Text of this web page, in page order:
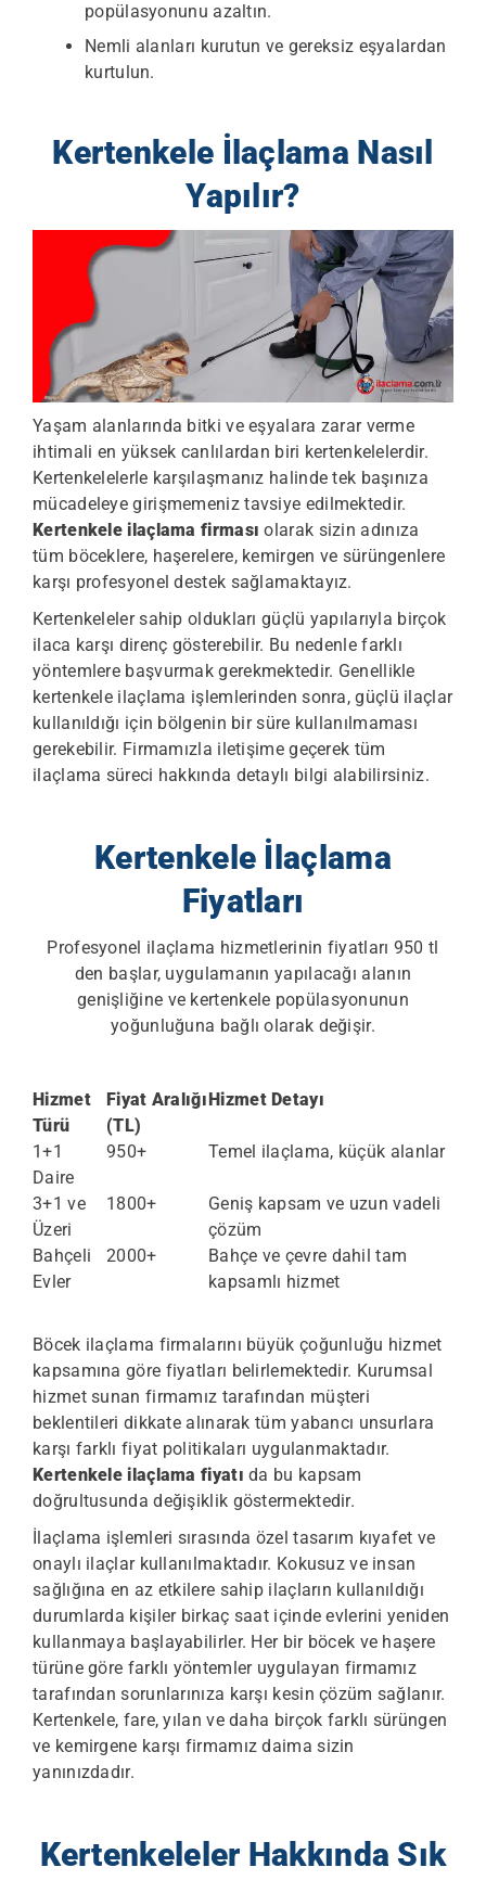
popülasyonunu azaltın.
Nemli alanları kurutun ve gereksiz eşyalardan
kurtulun.
Kertenkele İlaçlama Nasıl
Yapılır?
Yaşam alanlarında bitki ve eşyalara zarar verme
ihtimali en yüksek canlılardan biri kertenkelelerdir.
Kertenkelelerle karşılaşmanız halinde tek başınıza
mücadeleye girişmemeniz tavsiye edilmektedir.
Kertenkele ilaçlama firması olarak sizin adınıza
tüm böceklere, haşerelere, kemirgen ve sürüngenlere
karşı profesyonel destek sağlamaktayız.
Kertenkeleler sahip oldukları güçlü yapılarıyla birçok
ilaca karşı direnç gösterebilir. Bu nedenle farklı
yöntemlere başvurmak gerekmektedir. Genellikle
kertenkele ilaçlama işlemlerinden sonra, güçlü ilaçlar
kullanıldığı için bölgenin bir süre kullanılmaması
gerekebilir. Firmamızla iletişime geçerek tüm
ilaçlama süreci hakkında detaylı bilgi alabilirsiniz.
Kertenkele İlaçlama
Fiyatları
Profesyonel ilaçlama hizmetlerinin fiyatları 950 tl
den başlar, uygulamanın yapılacağı alanın
genişliğine ve kertenkele popülasyonunun
yoğunluğuna bağlı olarak değişir.
Hizmet
Türü
Fiyat Aralığı
(TL)
Hizmet Detayı
1+1
Daire
950+ Temel ilaçlama, küçük alanlar
3+1 ve
Üzeri
1800+
Geniş kapsam ve uzun vadeli
çözüm
Bahçeli
Evler
2000+
Bahçe ve çevre dahil tam
kapsamlı hizmet
Böcek ilaçlama firmalarını büyük çoğunluğu hizmet
kapsamına göre fiyatları belirlemektedir. Kurumsal
hizmet sunan firmamız tarafından müşteri
beklentileri dikkate alınarak tüm yabancı unsurlara
karşı farklı fiyat politikaları uygulanmaktadır.
Kertenkele ilaçlama fiyatı da bu kapsam
doğrultusunda değişiklik göstermektedir.
İlaçlama işlemleri sırasında özel tasarım kıyafet ve
onaylı ilaçlar kullanılmaktadır. Kokusuz ve insan
sağlığına en az etkilere sahip ilaçların kullanıldığı
durumlarda kişiler birkaç saat içinde evlerini yeniden
kullanmaya başlayabilirler. Her bir böcek ve haşere
türüne göre farklı yöntemler uygulayan firmamız
tarafından sorunlarınıza karşı kesin çözüm sağlanır.
Kertenkele, fare, yılan ve daha birçok farklı sürüngen
ve kemirgene karşı firmamız daima sizin
yanınızdadır.
Kertenkeleler Hakkında Sık